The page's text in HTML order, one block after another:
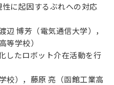
に起因するぶれへの対応
博芳（電気通信大学），
等学校）
したロボット介在活動を行
校），藤原 亮（函館工業高